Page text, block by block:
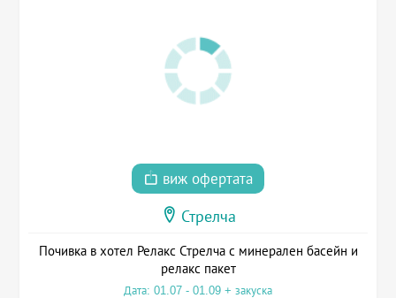
виж офертата
Стрелча
Почивка в хотел Релакс Стрелча с минерален басейн и
релакс пакет
Дата: 01.07 - 01.09 + закуска